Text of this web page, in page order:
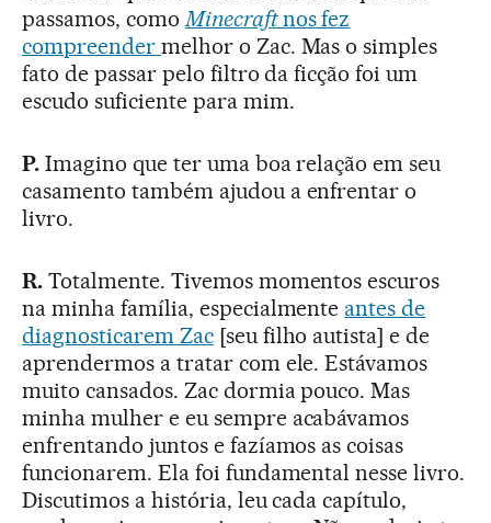
passamos, como Minecraftnos fez
compreender melhor o Zac. Mas o simples
fato de passar pelo filtro da ficção foi um
escudo suficiente para mim.
P.Imagino que ter uma boa relação em seu
casamento também ajudou a enfrentar o
livro.
R.Totalmente. Tivemos momentos escuros
na minha família, especialmente antes de
diagnosticarem Zac[seu filho autista] e de
aprendermos a tratar com ele. Estávamos
muito cansados. Zac dormia pouco. Mas
minha mulher e eu sempre acabávamos
enfrentando juntos e fazíamos as coisas
funcionarem. Ela foi fundamental nesse livro.
Discutimos a história, leu cada capítulo,